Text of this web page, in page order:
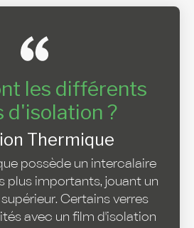
les différents
d'isolation ?
Thermique
possède un intercalaire
plus importants, jouant un
Certains verres
avec un film d'isolation